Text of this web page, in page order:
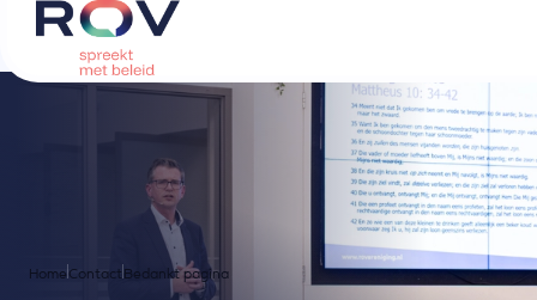
Home Contact Bedankt pagina